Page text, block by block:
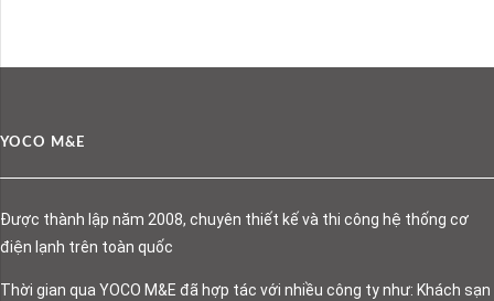
YOCO M&E
Được thành lập năm 2008, chuyên thiết kế và thi công hệ thống cơ
điện lạnh trên toàn quốc
Thời gian qua YOCO M&E đã hợp tác với nhiều công ty như: Khách sạn